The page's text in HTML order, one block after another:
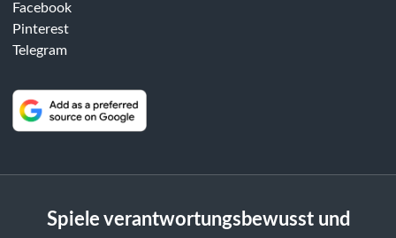
Facebook
Pinterest
Telegram
Spiele verantwortungsbewusst und